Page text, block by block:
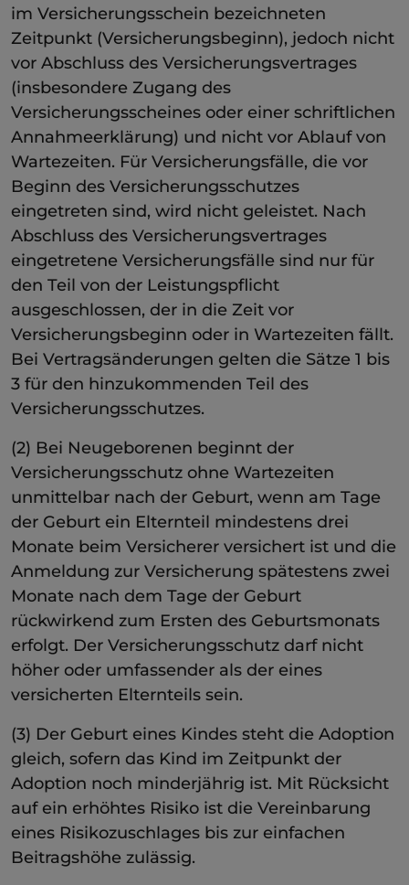
im Versicherungsschein bezeichneten
Zeitpunkt (Versicherungsbeginn), jedoch nicht
vor Abschluss des Versicherungsvertrages
(insbesondere Zugang des
Versicherungsscheines oder einer schriftlichen
Annahmeerklärung) und nicht vor Ablauf von
Wartezeiten. Für Versicherungsfälle, die vor
Beginn des Versicherungsschutzes
eingetreten sind, wird nicht geleistet. Nach
Abschluss des Versicherungsvertrages
eingetretene Versicherungsfälle sind nur für
den Teil von der Leistungspflicht
ausgeschlossen, der in die Zeit vor
Versicherungsbeginn oder in Wartezeiten fällt.
Bei Vertragsänderungen gelten die Sätze 1 bis
3 für den hinzukommenden Teil des
Versicherungsschutzes.
(2) Bei Neugeborenen beginnt der
Versicherungsschutz ohne Wartezeiten
unmittelbar nach der Geburt, wenn am Tage
der Geburt ein Elternteil mindestens drei
Monate beim Versicherer versichert ist und die
Anmeldung zur Versicherung spätestens zwei
Monate nach dem Tage der Geburt
rückwirkend zum Ersten des Geburtsmonats
erfolgt. Der Versicherungsschutz darf nicht
höher oder umfassender als der eines
versicherten Elternteils sein.
(3) Der Geburt eines Kindes steht die Adoption
gleich, sofern das Kind im Zeitpunkt der
Adoption noch minderjährig ist. Mit Rücksicht
auf ein erhöhtes Risiko ist die Vereinbarung
eines Risikozuschlages bis zur einfachen
Beitragshöhe zulässig.